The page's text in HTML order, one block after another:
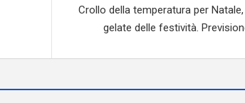
Crollo della temperatura per
gelate delle festività.